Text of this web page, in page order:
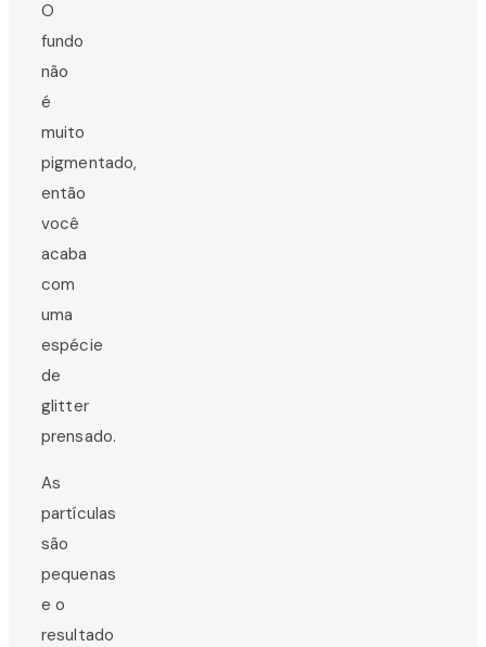
O
fundo
não
é
muito
pigmentado,
então
você
acaba
com
uma
espécie
de
glitter
prensado.
As
partículas
são
pequenas
e o
resultado